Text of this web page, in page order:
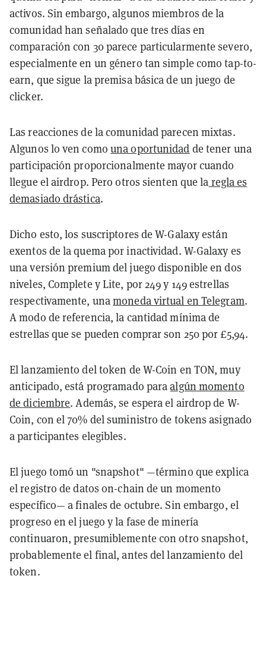
activos. Sin embargo, algunos miembros de la
comunidad han señalado que tres días en
comparación con 30 parece particularmente severo,
especialmente en un género tan simple como tap-to-
earn, que sigue la premisa básica de un juego de
clicker.
Las reacciones de la comunidad parecen mixtas.
Algunos lo ven comouna oportunidad de tener una
participación proporcionalmente mayor cuando
llegue el airdrop. Pero otros sienten que la regla es
demasiado drástica.
Dicho esto, los suscriptores de W-Galaxy están
exentos de la quema por inactividad. W-Galaxy es
una versión premium del juego disponible en dos
niveles, Complete y Lite, por 249 y 149 estrellas
respectivamente, unamoneda virtual en Telegram.
A modo de referencia, la cantidad mínima de
estrellas que se pueden comprar son 250 por £5,94.
El lanzamiento del token de W-Coin en TON, muy
anticipado, está programado paraalgún momento
de diciembre. Además, se espera el airdrop de W-
Coin, con el 70% del suministro de tokens asignado
a participantes elegibles.
El juego tomó un "snapshot" —término que explica
el registro de datos on-chain de un momento
específico— a finales de octubre. Sin embargo, el
progreso en el juego y la fase de minería
continuaron, presumiblemente con otro snapshot,
probablemente el final, antes del lanzamiento del
token.